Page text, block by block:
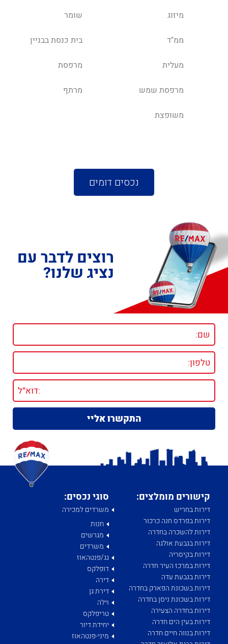
מיזוג שומר
ממ"ד בית כנסת בבניין
מעלית מרפסת
מרפסת שמש מרתף
משופצת
נכסים דומים
רוצים לדבר עם
נציג שלנו?
קישורים מומלצים:
דירות בחריש
דירות בפרדס חנה כרכור
דירות להשכרה בחדרה
דירות בגבעת אולגה
דירות בקיסריה
דירות במרכז העיר חדרה
דירות בגבעת עדה
דירות בשכונת הפארק בחדרה
דירות בשכונת ניסן בחדרה
דירות בחדרה הצעירה
דירות בעין הים חדרה
דירות בנווה חיים חדרה
סוגי נכסים:
משרדים למכירה
חנות
מגרשים
משרדים
גג/פנטהאוז
דופלקס
דירה
דירת גן
וילה
טריפלקס
יחידת דיור
מיני-פנטהאוז